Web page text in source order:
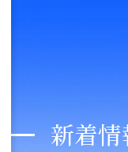
新着